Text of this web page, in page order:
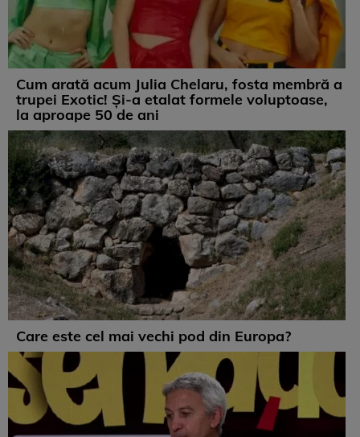
Cum arată acum Julia Chelaru, fosta membră a
trupei Exotic! Și-a etalat formele voluptoase,
la aproape 50 de ani
Care este cel mai vechi pod din Europa?